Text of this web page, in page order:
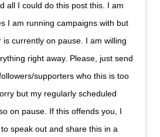
all I could do this post this. I am
I am running campaigns with but
is currently on pause. I am willing
right away. Please, just send
supporters who this is too
but my regularly scheduled
on pause. If this offends you, I
speak out and share this in a